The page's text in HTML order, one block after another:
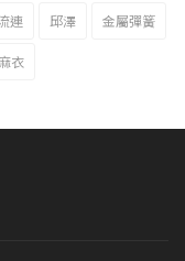
連 邱澤 金屬彈簧
衣